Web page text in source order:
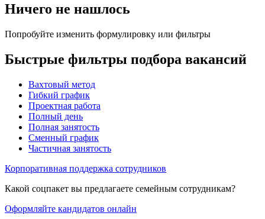
Ничего не нашлось
Попробуйте изменить формулировку или фильтры
Быстрые фильтры подбора вакансий
Вахтовый метод
Гибкий график
Проектная работа
Полный день
Полная занятость
Сменный график
Частичная занятость
Корпоративная поддержка сотрудников
Какой соцпакет вы предлагаете семейным сотрудникам?
Оформляйте кандидатов онлайн